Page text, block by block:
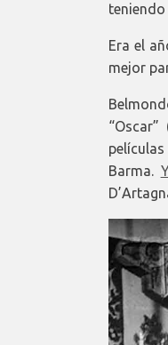
Era el
mejor
Barma.